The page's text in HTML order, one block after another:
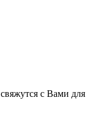
с Вами для